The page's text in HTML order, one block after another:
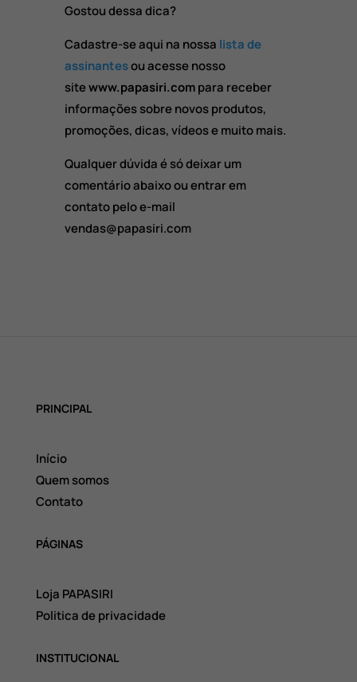
Gostou dessa dica?
Cadastre-se aqui na nossa lista de
assinantesou acesse nosso
sitewww.papasiri.compara receber
informações sobre novos produtos,
promoções, dicas, vídeos e muito mais.
Qualquer dúvida é só deixar um
comentário abaixo ou entrar em
contato pelo e-mail
vendas@papasiri.com
PRINCIPAL
Início
Quem somos
Contato
PÁGINAS
Loja PAPASIRI
Politica de privacidade
INSTITUCIONAL